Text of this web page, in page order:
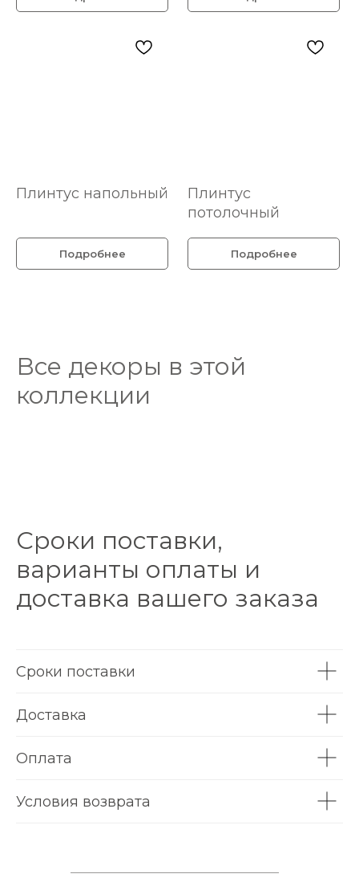
Плинтус напольный
Подробнее
Плинтус
потолочный
Подробнее
Все декоры в этой
коллекции
Сроки поставки,
варианты оплаты и
доставка вашего заказа
Сроки поставки
Доставка
Оплата
Условия возврата